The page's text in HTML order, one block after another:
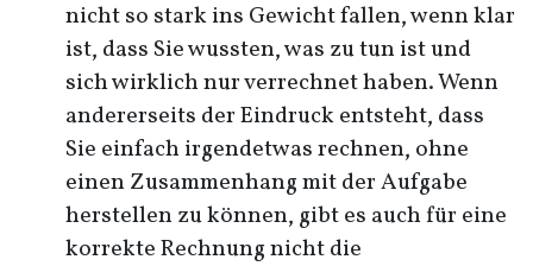
nicht so stark ins Gewicht fallen, wenn klar
ist, dass Sie wussten, was zu tun ist und
sich wirklich nur verrechnet haben. Wenn
andererseits der Eindruck entsteht, dass
Sie einfach irgendetwas rechnen, ohne
einen Zusammenhang mit der Aufgabe
herstellen zu können, gibt es auch für eine
korrekte Rechnung nicht die